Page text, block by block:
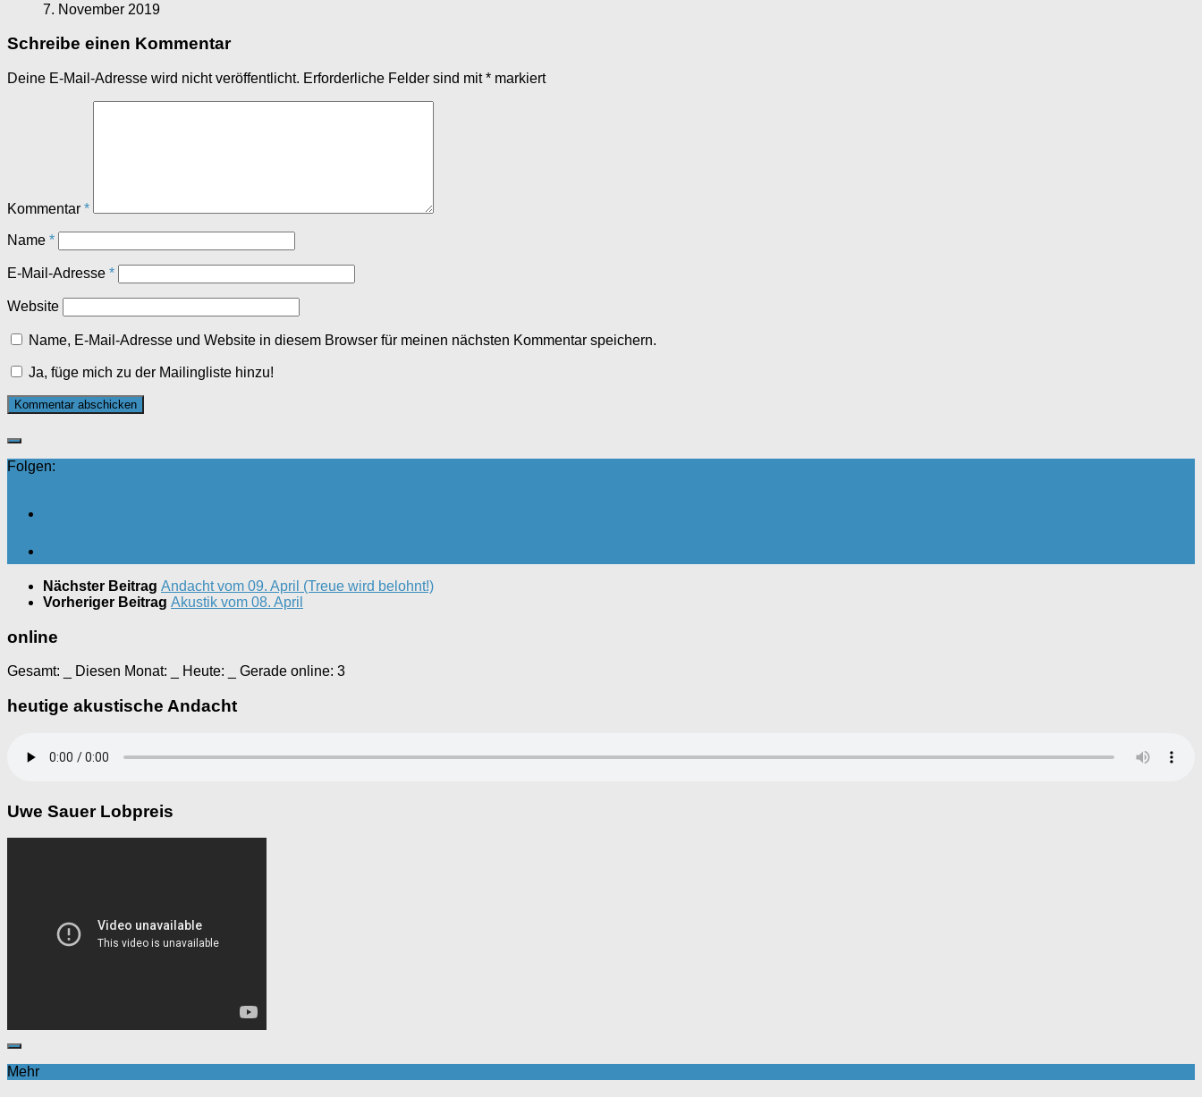
7. November 2019
Schreibe einen Kommentar
Deine E-Mail-Adresse wird nicht veröffentlicht. Erforderliche Felder sind mit* markiert
Kommentar *
Name *
E-Mail-Adresse *
Website
Name, E-Mail-Adresse und Website in diesem Browser für meinen nächsten Kommentar speichern.
Ja, füge mich zu der Mailingliste hinzu!
Folgen:
Nächster Beitrag Andacht vom 09. April (Treue wird belohnt!)
Vorheriger Beitrag Akustik vom 08. April
online
Gesamt: Diesen Monat: Heute: Gerade online: 3
heutige akustische Andacht
Uwe Sauer Lobpreis
Mehr